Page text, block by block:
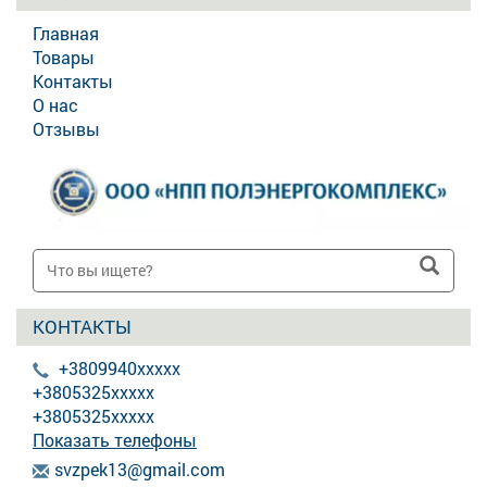
Главная
Товары
Контакты
О нас
Отзывы
КОНТАКТЫ
+3809940xxxxx
+3805325xxxxx
+3805325xxxxx
Показать телефоны
svzpek13@gmail.com